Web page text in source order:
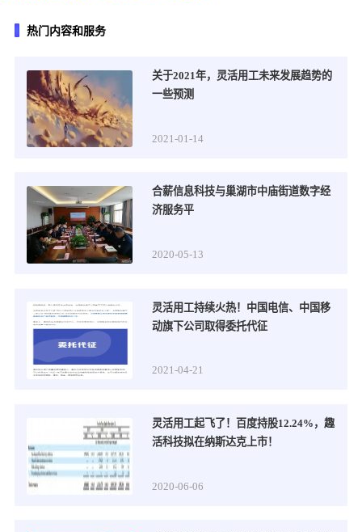
热门内容和服务
关于2021年，灵活用工未来发展趋势的
一些预测
2021-01-14
合薪信息科技与巢湖市中庙街道数字经
济服务平
2020-05-13
灵活用工持续火热！中国电信、中国移
动旗下公司取得委托代征
2021-04-21
灵活用工起飞了！百度持股12.24%，趣
活科技拟在纳斯达克上市！
2020-06-06